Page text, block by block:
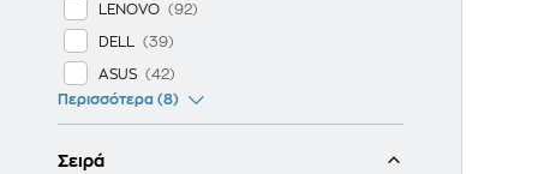
LENOVO
DELL
ASUS
Περισσότερα (8)
Σειρά